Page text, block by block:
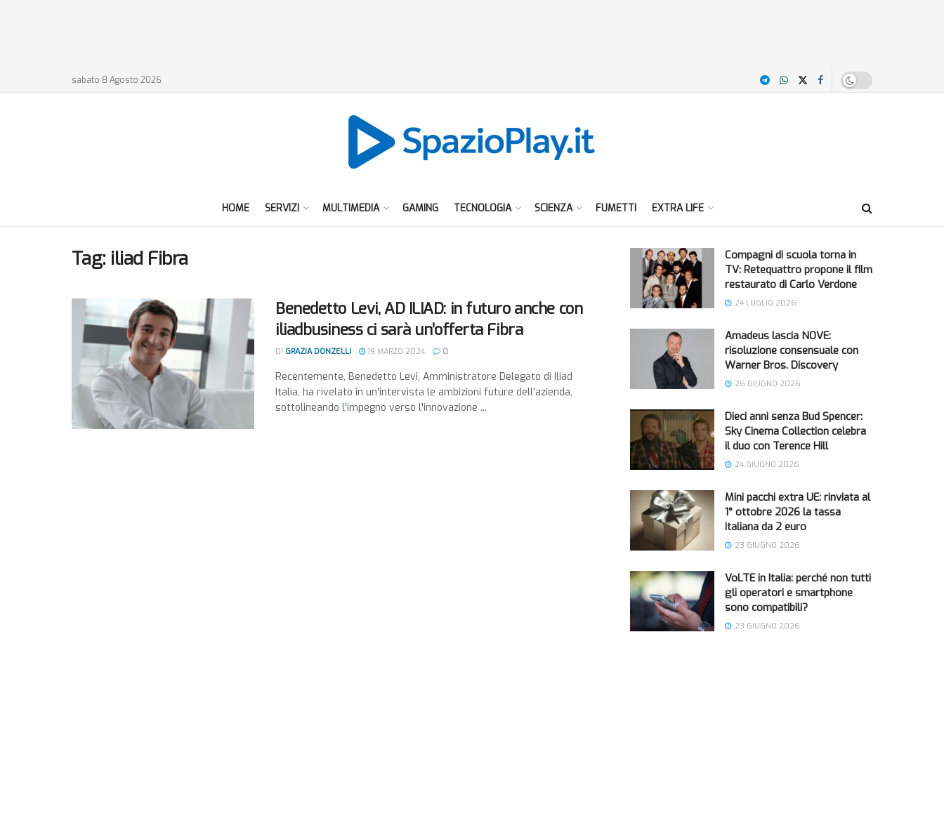
sabato 8 Agosto 2026
HOME SERVIZI MULTIMEDIA GAMING TECNOLOGIA SCIENZA FUMETTI EXTRA LIFE
Tag: iliad Fibra
Benedetto Levi, AD ILIAD: in futuro anche con
iliadbusiness ci sarà un’offerta Fibra
DI GRAZIA DONZELLI 19 MARZO 2024 0
Recentemente, Benedetto Levi, Amministratore Delegato di Iliad
Italia, ha rivelato in un'intervista le ambizioni future dell'azienda,
sottolineando l'impegno verso l'innovazione ...
Compagni di scuola torna in
TV: Retequattro propone il film
restaurato di Carlo Verdone
24 LUGLIO 2026
Amadeus lascia NOVE:
risoluzione consensuale con
Warner Bros. Discovery
26 GIUGNO 2026
Dieci anni senza Bud Spencer:
Sky Cinema Collection celebra
il duo con Terence Hill
24 GIUGNO 2026
Mini pacchi extra UE: rinviata al
1° ottobre 2026 la tassa
italiana da 2 euro
23 GIUGNO 2026
VoLTE in Italia: perché non tutti
gli operatori e smartphone
sono compatibili?
23 GIUGNO 2026